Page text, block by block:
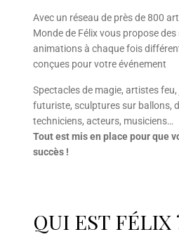
Avec un réseau de près de 800
Monde de Félix vous propose
animations à chaque fois
conçues pour votre événement
Spectacles de magie, artistes
futuriste, sculptures sur ballons,
techniciens, acteurs, musiciens…
Tout est mis en place pour que
succès !
QUI EST FÉLIX